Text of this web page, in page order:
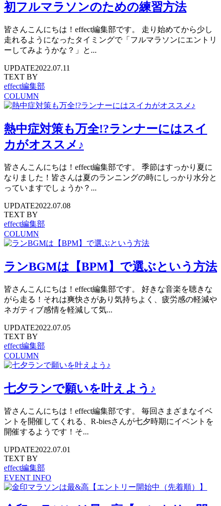
初フルマラソンのための練習方法
皆さんこんにちは！effect編集部です。 走り始めてから少し
走れるようになったタイミングで「フルマラソンにエントリ
ーしてみようかな？」と...
UPDATE2022.07.11
TEXT BY
effect編集部
COLUMN
熱中症対策も万全!?ランナーにはスイ
カがオススメ♪
皆さんこんにちは！effect編集部です。 季節はすっかり夏に
なりました！皆さんは夏のランニングの時にしっかり水分と
っていますでしょうか？...
UPDATE2022.07.08
TEXT BY
effect編集部
COLUMN
ランBGMは【BPM】で選ぶという方法
皆さんこんにちは！effect編集部です。 好きな音楽を聴きな
がら走る！それは爽快さがあり気持ちよく、疲労感の軽減や
ネガティブ感情を軽減して気...
UPDATE2022.07.05
TEXT BY
effect編集部
COLUMN
七夕ランで願いを叶えよう♪
皆さんこんにちは！effect編集部です。 毎回さまざまなイベ
ントを開催してくれる、R-biesさんが七夕時期にイベントを
開催するようです！そ...
UPDATE2022.07.01
TEXT BY
effect編集部
EVENT INFO